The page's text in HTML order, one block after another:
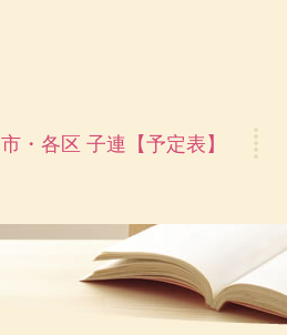
市・各区 子連【予定表】